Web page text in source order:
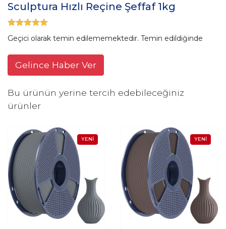
Sculptura Hızlı Reçine Şeffaf 1kg
Geçici olarak temin edilememektedir. Temin edildiğinde
Gelince Haber Ver
Bu ürünün yerine tercih edebileceğiniz
ürünler